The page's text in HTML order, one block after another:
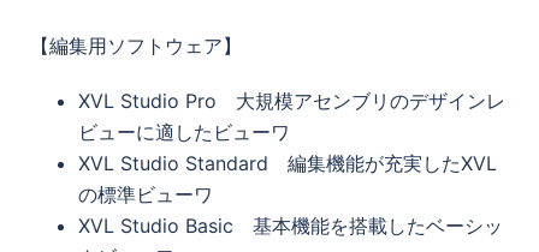
【編集用ソフトウェア】
XVL Studio Pro 大規模アセンブリのデザインレ
ビューに適したビューワ
XVL Studio Standard 編集機能が充実したXVL
の標準ビューワ
XVL Studio Basic 基本機能を搭載したベーシッ